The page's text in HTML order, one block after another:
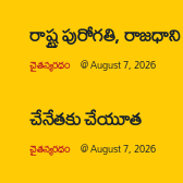
రాష్ట్ర పురోగతి,
చైతన్యరధం @August 7, 2026
చేనేతకు చేయూత
చైతన్యరధం @August 7, 2026